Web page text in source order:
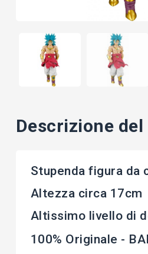
Descrizione
Stupenda figura da
Altezza circa 17cm
Altissimo livello di
100% Originale -